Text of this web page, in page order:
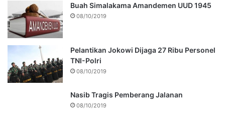
Buah Simalakama Amandemen UUD 1945
08/10/2019
Pelantikan Jokowi Dijaga 27 Ribu Personel
TNI-Polri
08/10/2019
Nasib Tragis Pemberang Jalanan
08/10/2019